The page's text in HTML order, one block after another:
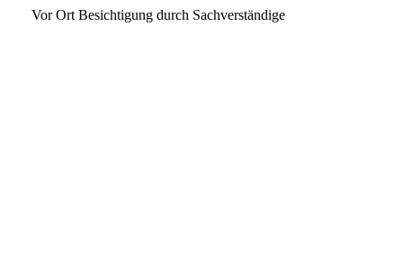
Vor Ort Besichtigung durch Sachverständige